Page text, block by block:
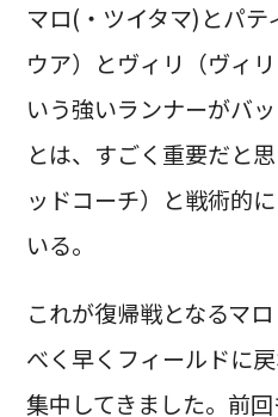
マロ(・ツイタマ)とパ
ウア）とヴィリ（ヴィ
いう強いランナーがバ
とは、すごく重要だと
ッドコーチ）と戦術的
いる。
これが復帰戦となるマ
べく早くフィールドに
集中してきました。前